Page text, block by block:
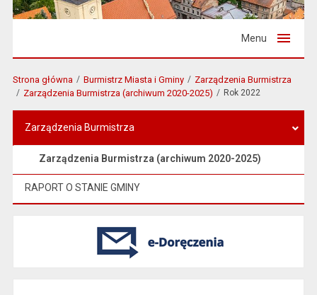
Menu
Strona główna Burmistrz Miasta i Gminy
Zarządzenia Burmistrza
Zarządzenia Burmistrza (archiwum 2020-2025)
Rok 2022
Zarządzenia Burmistrza
Zarządzenia Burmistrza (archiwum 2020-2025)
RAPORT O STANIE GMINY